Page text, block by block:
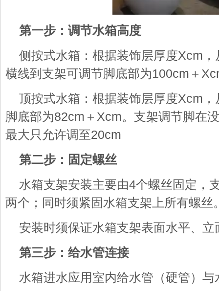
第一步：调节水箱高度
侧按式水箱：根据装饰层厚度Xcm
横线到支架可调节脚底部为100cm＋
顶按式水箱：根据装饰层厚度Xcm
脚底部为82cm＋Xcm。支架调节脚在
最大只允许调至20cm
第二步：固定螺丝
水箱支架安装主要由4个螺丝固定，
两个；同时须紧固水箱支架上所有螺丝
安装时须保证水箱支架表面水平、立
第三步：给水管连接
水箱进水应用室内给水管（硬管）与